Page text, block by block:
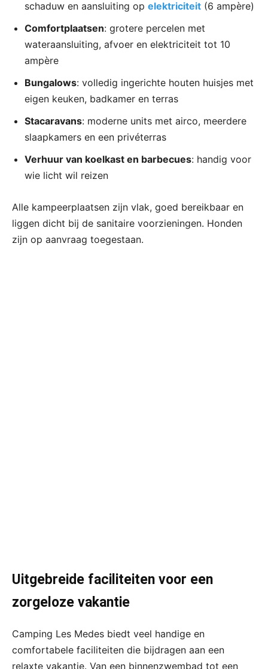
schaduw en aansluiting op elektriciteit (6 ampère)
Comfortplaatsen: grotere percelen met
wateraansluiting, afvoer en elektriciteit tot 10
ampère
Bungalows: volledig ingerichte houten huisjes met
eigen keuken, badkamer en terras
Stacaravans: moderne units met airco, meerdere
slaapkamers en een privéterras
Verhuur van koelkast en barbecues: handig voor
wie licht wil reizen
Alle kampeerplaatsen zijn vlak, goed bereikbaar en
liggen dicht bij de sanitaire voorzieningen. Honden
zijn op aanvraag toegestaan.
Uitgebreide faciliteiten voor een
zorgeloze vakantie
Camping Les Medes biedt veel handige en
comfortabele faciliteiten die bijdragen aan een
relaxte vakantie. Van een binnenzwembad tot een